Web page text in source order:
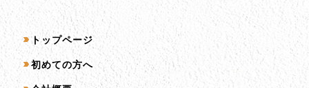
サイトマップ
トップページ
初めての方へ